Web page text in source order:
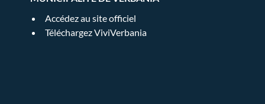
Accédez au site officiel
Téléchargez ViviVerbania